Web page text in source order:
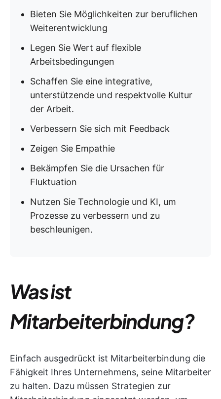
Bieten Sie Möglichkeiten zur beruflichen
Weiterentwicklung
Legen Sie Wert auf flexible
Arbeitsbedingungen
Schaffen Sie eine integrative,
unterstützende und respektvolle Kultur
der Arbeit.
Verbessern Sie sich mit Feedback
Zeigen Sie Empathie
Bekämpfen Sie die Ursachen für
Fluktuation
Nutzen Sie Technologie und KI, um
Prozesse zu verbessern und zu
beschleunigen.
Was ist
Mitarbeiterbindung?
Einfach ausgedrückt ist Mitarbeiterbindung die
Fähigkeit Ihres Unternehmens, seine Mitarbeiter
zu halten. Dazu müssen Strategien zur